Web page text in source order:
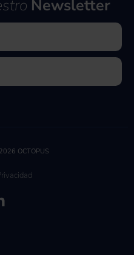
Newsletter
OCTOPUS